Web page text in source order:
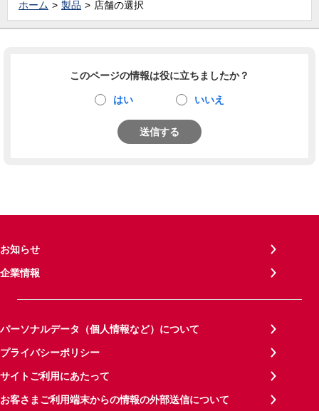
ホーム 製品 店舗の選択
このページの情報は役に立ちましたか？
はい いいえ
送信する
お知らせ
企業情報
パーソナルデータ（個人情報など）について
プライバシーポリシー
サイトご利用にあたって
お客さまご利用端末からの情報の外部送信について